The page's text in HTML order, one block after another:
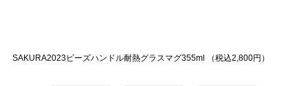
SAKURA2023ビーズハンドル耐熱グラスマグ355ml （税込2,800円）